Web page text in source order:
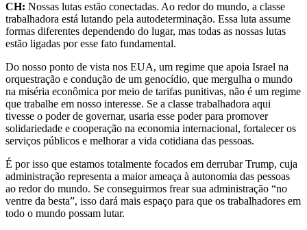
CH: Nossas lutas estão conectadas. Ao redor do mundo, a classe
trabalhadora está lutando pela autodeterminação. Essa luta assume
formas diferentes dependendo do lugar, mas todas as nossas lutas
estão ligadas por esse fato fundamental.
Do nosso ponto de vista nos EUA, um regime que apoia Israel na
orquestração e condução de um genocídio, que mergulha o mundo
na miséria econômica por meio de tarifas punitivas, não é um regime
que trabalhe em nosso interesse. Se a classe trabalhadora aqui
tivesse o poder de governar, usaria esse poder para promover
solidariedade e cooperação na economia internacional, fortalecer os
serviços públicos e melhorar a vida cotidiana das pessoas.
É por isso que estamos totalmente focados em derrubar Trump, cuja
administração representa a maior ameaça à autonomia das pessoas
ao redor do mundo. Se conseguirmos frear sua administração “no
ventre da besta”, isso dará mais espaço para que os trabalhadores em
todo o mundo possam lutar.